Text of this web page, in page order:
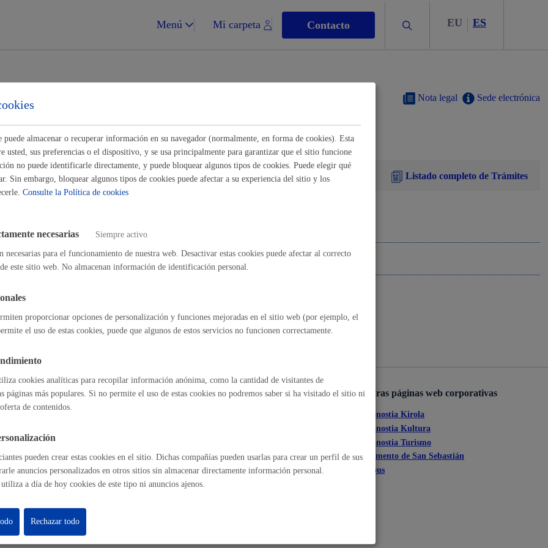
Menú Mi carpeta Contacto Buscar EU ES
Impuestos y multas
para Asociaciones-
Sede electrónica
Nota legal
Buscar Listado completo de Trámites
dependencia, discapacidad
índice Volver atrás
Enlaces útiles
Mapas - GeoDonostia
Sala de prensa
Otras páginas web corporativas
Donostia Kirola
Donostia Kultura
Donostia Turismo
Fomento de San Sebastián
Dbus
almacenar o recuperar información en su navegador (normalmente, en forma de cookies). Esta
usted, sus preferencias o el dispositivo, y se usa principalmente para garantizar que el sitio funcione
no puede identificarle directamente, y puede bloquear algunos tipos de cookies. Puede elegir qué
Sin embargo, bloquear algunos tipos de cookies puede afectar a su experiencia del sitio y los
Consulte la Política de cookies
necesarias Siempre activo
necesarias para el funcionamiento de nuestra web. Desactivar estas cookies puede afectar al correcto
este sitio web. No almacenan información de identificación personal.
proporcionar opciones de personalización y funciones mejoradas en el sitio web (por ejemplo, el
el uso de estas cookies, puede que algunos de estos servicios no funcionen correctamente.
cookies analíticas para recopilar información anónima, como la cantidad de visitantes de
páginas más populares. Si no permite el uso de estas cookies no podremos saber si ha visitado el sitio ni
de contenidos.
pueden crear estas cookies en el sitio. Dichas compañías pueden usarlas para crear un perfil de sus
anuncios personalizados en otros sitios sin almacenar directamente información personal.
a día de hoy cookies de este tipo ni anuncios ajenos.
Rechazar todo